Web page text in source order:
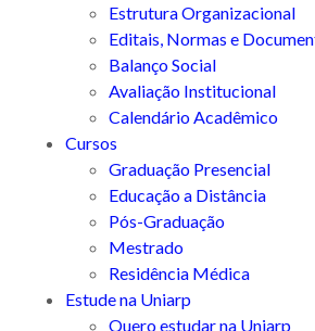
Estrutura Organizacional
Editais, Normas e
Balanço Social
Avaliação Institucional
Calendário Acadêmico
Cursos
Graduação Presencial
Educação a Distância
Pós-Graduação
Mestrado
Residência Médica
Estude na Uniarp
Quero estudar na Uniarp